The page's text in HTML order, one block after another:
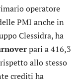
operatore
PMI anche in
Clessidra, ha
pari a 416,3
allo stesso
crediti ha